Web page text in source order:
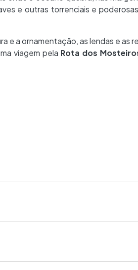
e outras torrenciais e
e a ornamentação, as lendas e
viagem pela Rota dos